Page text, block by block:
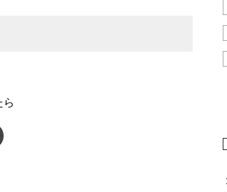
ら